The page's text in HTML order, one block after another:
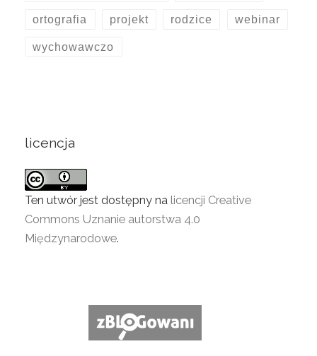
ortografia projekt rodzice webinar
wychowawczo
licencja
Ten utwór jest dostępny na licencji Creative
Commons Uznanie autorstwa 4.0
Międzynarodowe.